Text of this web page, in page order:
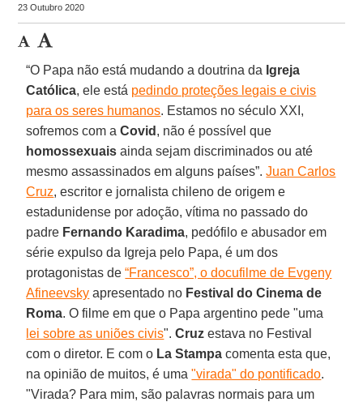
23 Outubro 2020
“O Papa não está mudando a doutrina da Igreja
Católica, ele está pedindo proteções legais e civis
para os seres humanos. Estamos no século XXI,
sofremos com aCovid , não é possível que
homossexuais ainda sejam discriminados ou até
mesmo assassinados em alguns países”.Juan Carlos
Cruz, escritor e jornalista chileno de origem e
estadunidense por adoção, vítima no passado do
padre Fernando Karadima, pedófilo e abusador em
série expulso da Igreja pelo Papa, é um dos
protagonistas de“Francesco”, o docufilme de Evgeny
Afineevsky apresentado no Festival do Cinema de
Roma. O filme em que o Papa argentino pede "uma
lei sobre as uniões civis".Cruz estava no Festival
com o diretor. E com o La Stampa comenta esta que,
na opinião de muitos, é uma"virada" do pontificado.
"Virada? Para mim, são palavras normais para um